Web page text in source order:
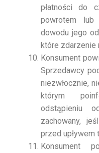
płatności do
powrotem
dowodu jego
które zdarzenie
Konsument
Sprzedawcy
niezwłocznie,
którym
odstąpieniu
zachowany,
przed upływem
Konsument